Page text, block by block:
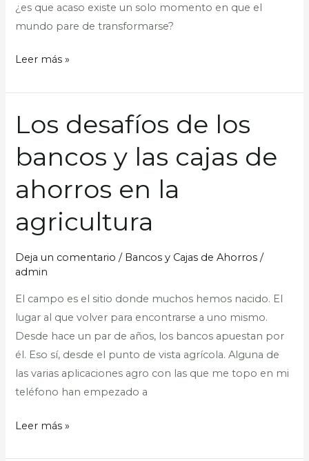
¿es que acaso existe un solo momento en que el
mundo pare de transformarse?
Leer más »
Los desafíos de los
bancos y las cajas de
ahorros en la
agricultura
Deja un comentario / Bancos y Cajas de Ahorros /
admin
El campo es el sitio donde muchos hemos nacido. El
lugar al que volver para encontrarse a uno mismo.
Desde hace un par de años, los bancos apuestan por
él. Eso sí, desde el punto de vista agrícola. Alguna de
las varias aplicaciones agro con las que me topo en mi
teléfono han empezado a
Los
desafíos
de
bancos
las
de
en
la
agricultura
Leer más »